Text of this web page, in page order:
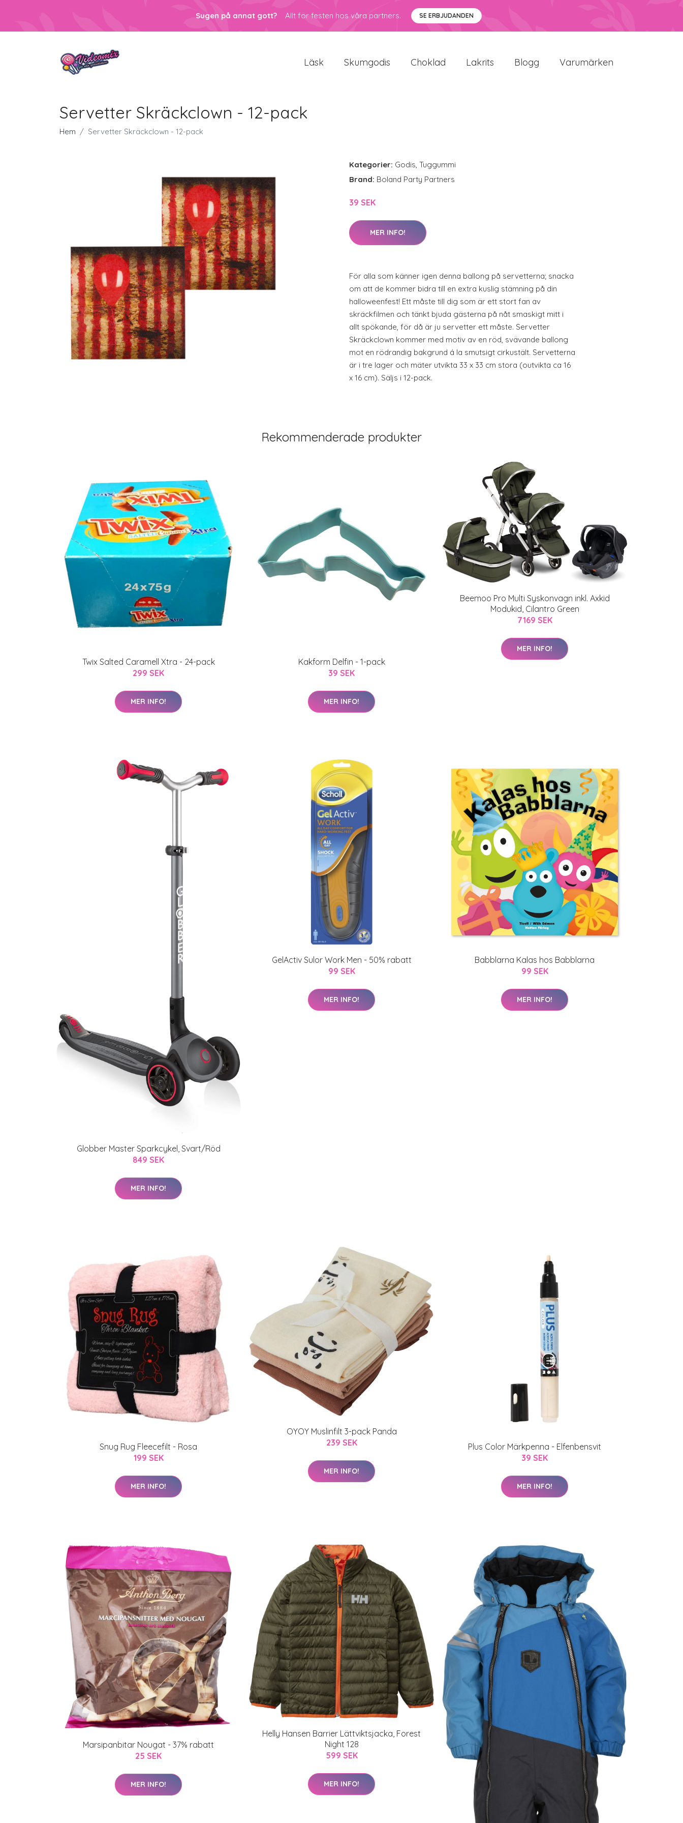
Sugen på annat gott? Allt för festen hos våra partners. SE ERBJUDANDEN
Läsk Skumgodis Choklad Lakrits Blogg Varumärken
Servetter Skräckclown - 12-pack
Hem Servetter Skräckclown - 12-pack
Kategorier: Godis, Tuggummi
Brand: Boland Party Partners
39 SEK
MER INFO!
För alla som känner igen denna ballong på servetterna; snacka
om att de kommer bidra till en extra kuslig stämning på din
halloweenfest! Ett måste till dig som är ett stort fan av
skräckfilmen och tänkt bjuda gästerna på nåt smaskigt mitt i
allt spökande, för då är ju servetter ett måste. Servetter
Skräckclown kommer med motiv av en röd, svävande ballong
mot en rödrandig bakgrund á la smutsigt cirkustält. Servetterna
är i tre lager och mäter utvikta 33 x 33 cm stora (outvikta ca 16
x 16 cm). Säljs i 12-pack.
Rekommenderade produkter
Twix Salted Caramell Xtra - 24-pack
299 SEK
MER INFO!
Kakform Delfin - 1-pack
39 SEK
MER INFO!
Beemoo Pro Multi Syskonvagn inkl. Axkid
Modukid, Cilantro Green
7169 SEK
MER INFO!
Globber Master Sparkcykel, Svart/Röd
849 SEK
MER INFO!
GelActiv Sulor Work Men - 50% rabatt
99 SEK
MER INFO!
Babblarna Kalas hos Babblarna
99 SEK
MER INFO!
Snug Rug Fleecefilt - Rosa
199 SEK
MER INFO!
OYOY Muslinfilt 3-pack Panda
239 SEK
MER INFO!
Plus Color Märkpenna - Elfenbensvit
39 SEK
MER INFO!
Marsipanbitar Nougat - 37% rabatt
25 SEK
MER INFO!
Helly Hansen Barrier Lättviktsjacka, Forest
Night 128
599 SEK
MER INFO!